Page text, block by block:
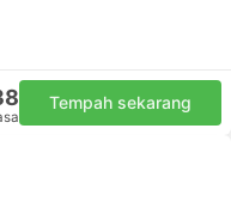
Tempah sekarang